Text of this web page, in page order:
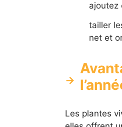
ajoutez
tailler
net et
Les plantes